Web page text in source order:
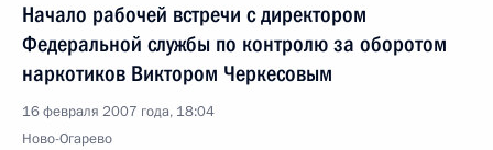
Начало рабочей встречи с директором
Федеральной службы по контролю за оборотом
наркотиков Виктором Черкесовым
16 февраля 2007 года, 18:04
Ново-Огарево